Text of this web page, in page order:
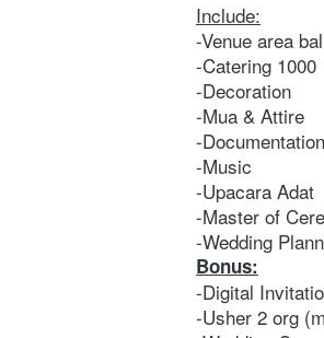
Include:
-Venue area
-Catering 1000
-Decoration
-Mua & Attire
-Documentation
-Music
-Upacara Adat
-Master of
-Wedding
Bonus:
-Digital
-Usher 2 org